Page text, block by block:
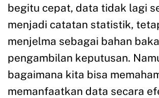
begitu cepat, data tidak lagi
menjadi catatan statistik,
menjelma sebagai bahan
pengambilan keputusan.
bagaimana kita bisa
memanfaatkan data secara